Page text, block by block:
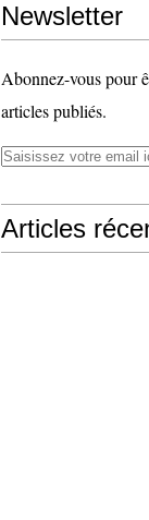
Newsletter
Abonnez-vous pour
articles publiés.
Articles